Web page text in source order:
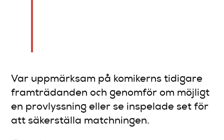
Var uppmärksam på komikerns tidigare
framträdanden och genomför om möjligt
en provlyssning eller se inspelade set för
att säkerställa matchningen.